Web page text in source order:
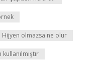
Hijyen olmazsa ne olur